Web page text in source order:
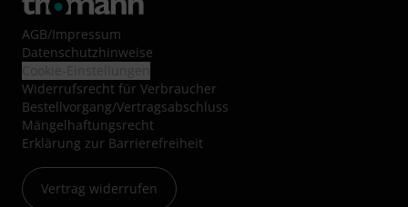
AGB/Impressum
Datenschutzhinweise
Widerrufsrecht für Verbraucher
Bestellvorgang/Vertragsabschluss
Mängelhaftungsrecht
Erklärung zur Barrierefreiheit
Vertrag widerrufen